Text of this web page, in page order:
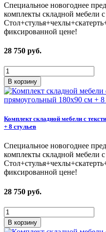
Специальное новогоднее
комплекты складной мебели с
фиксированной цене!
28 750 руб.
В корзину
Комплект складной мебели с
+ 8 стульев
Специальное новогоднее
комплекты складной мебели с
фиксированной цене!
28 750 руб.
В корзину